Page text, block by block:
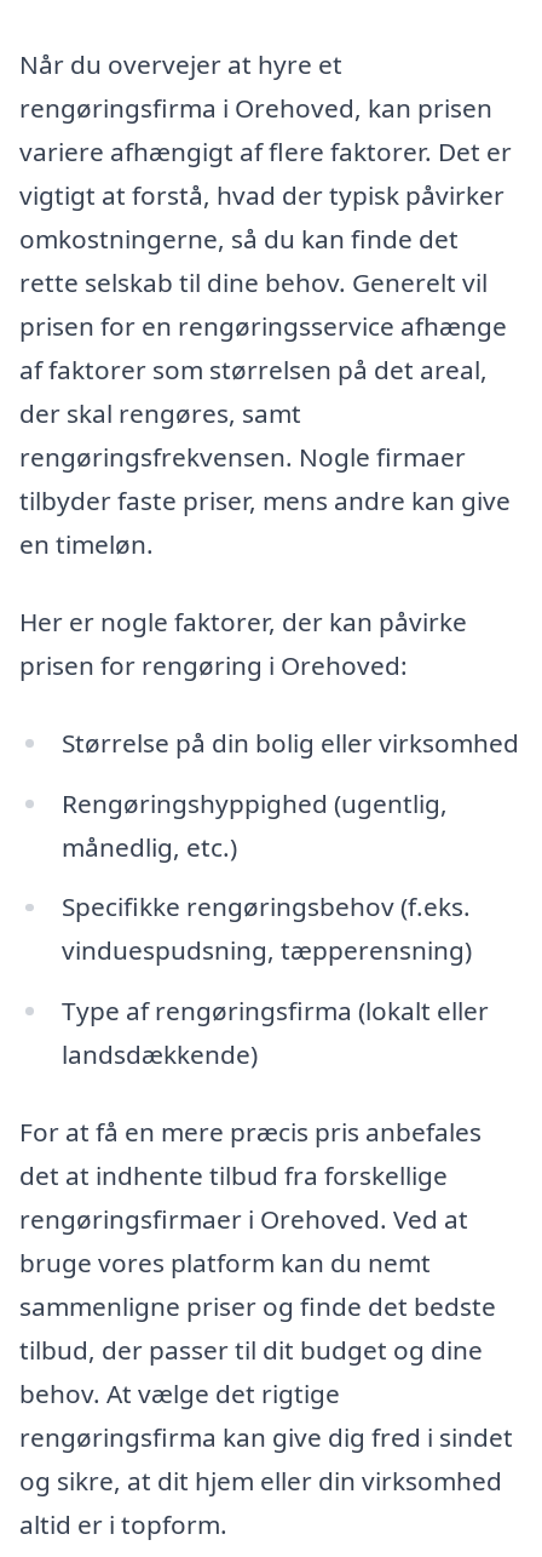
Når du overvejer at hyre et
rengøringsfirma i Orehoved, kan prisen
variere afhængigt af flere faktorer. Det er
vigtigt at forstå, hvad der typisk påvirker
omkostningerne, så du kan finde det
rette selskab til dine behov. Generelt vil
prisen for en rengøringsservice afhænge
af faktorer som størrelsen på det areal,
der skal rengøres, samt
rengøringsfrekvensen. Nogle firmaer
tilbyder faste priser, mens andre kan give
en timeløn.
Her er nogle faktorer, der kan påvirke
prisen for rengøring i Orehoved:
Størrelse på din bolig eller virksomhed
Rengøringshyppighed (ugentlig,
månedlig, etc.)
Specifikke rengøringsbehov (f.eks.
vinduespudsning, tæpperensning)
Type af rengøringsfirma (lokalt eller
landsdækkende)
For at få en mere præcis pris anbefales
det at indhente tilbud fra forskellige
rengøringsfirmaer i Orehoved. Ved at
bruge vores platform kan du nemt
sammenligne priser og finde det bedste
tilbud, der passer til dit budget og dine
behov. At vælge det rigtige
rengøringsfirma kan give dig fred i sindet
og sikre, at dit hjem eller din virksomhed
altid er i topform.